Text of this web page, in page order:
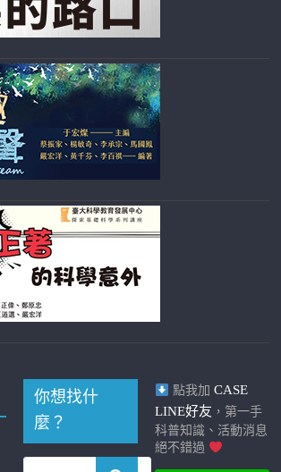
你想找什
麼？
點我加 CASE
LINE好友 ，第一手
科普知識、活動消息
絕不錯過